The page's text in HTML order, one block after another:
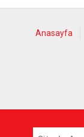
Anasayfa